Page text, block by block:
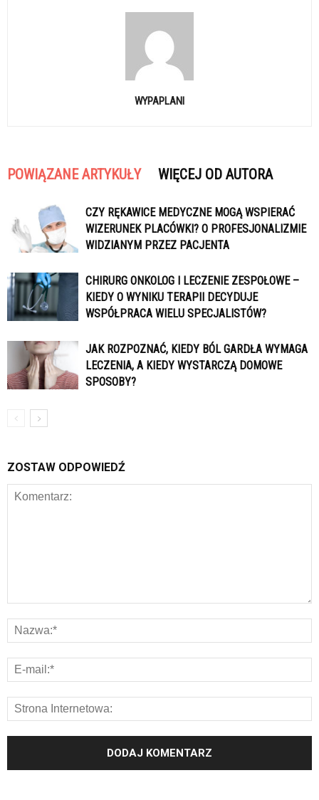
WYPAPLANI
POWIĄZANE ARTYKUŁY WIĘCEJ OD AUTORA
CZY RĘKAWICE MEDYCZNE MOGĄ WSPIERAĆ
WIZERUNEK PLACÓWKI? O PROFESJONALIZMIE
WIDZIANYM PRZEZ PACJENTA
CHIRURG ONKOLOG I LECZENIE ZESPOŁOWE –
KIEDY O WYNIKU TERAPII DECYDUJE
WSPÓŁPRACA WIELU SPECJALISTÓW?
JAK ROZPOZNAĆ, KIEDY BÓL GARDŁA WYMAGA
LECZENIA, A KIEDY WYSTARCZĄ DOMOWE
SPOSOBY?
ZOSTAW ODPOWIEDŹ